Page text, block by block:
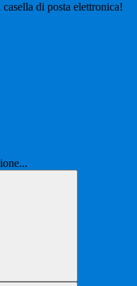
di posta elettronica!